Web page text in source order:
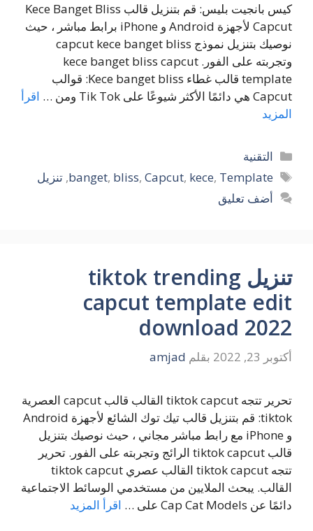
كيس بانجيت بليس: قم بتنزيل قالب Kece Banget Bliss
Capcut لأجهزة Android و iPhone برابط مباشر ، حيث
نوصيك بتنزيل نموذج capcut kece banget bliss
وتجربته على الفور. kece banget bliss capcut
template قالب غطاء Kece banget bliss: قوالب
Capcut هي دائمًا الأكثر شيوعًا على Tik Tok ومن …
اقرأ
المزيد
التصنيفات
التقنية
الوسوم
banget, bliss, Capcut, kece, Template
,تنزيل
أضف تعليق
تنزيل tiktok trending
capcut template edit
download 2022
أكتوبر 23, 2022 بقلم amjad
تحرير تتجه tiktok capcut القالب قالب capcut العصرية
tiktok: قم بتنزيل قالب تيك توك الشائع لأجهزة Android
و iPhone مع رابط مباشر مجاني ، حيث نوصيك بتنزيل
قالب tiktok capcut الرائج وتجربته على الفور. تحرير
تتجه tiktok capcut القالب عصري tiktok capcut
القالب. يبحث الملايين من مستخدمي الوسائط الاجتماعية
دائمًا عن Cap Cat Models على …
اقرأ المزيد